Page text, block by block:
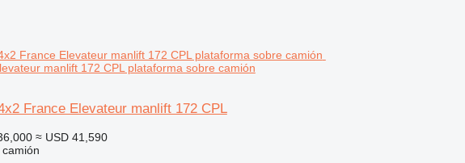
manlift 172 CPL plataforma sobre camión
France Elevateur manlift 172 CPL
≈ USD 41,590